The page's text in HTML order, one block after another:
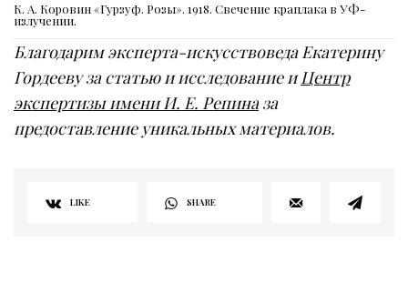
К. А. Коровин «Гурзуф. Розы». 1918. Свечение краплака в УФ-
излучении.
Благодарим эксперта-искусствоведа Екатерину
Гордееву за статью и исследование иЦентр
экспертизы имени И. Е. Репиназа
предоставление уникальных материалов.
LIKE SHARE